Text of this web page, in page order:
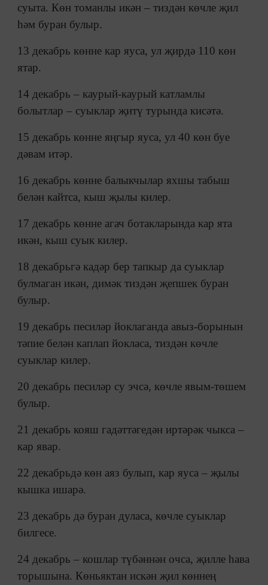
суыта. Көн томанлы икән – тиздән көчле җил
һәм буран булыр.
13 декабрь көнне кар яуса, ул җирдә 110 көн
ятар.
14 декабрь – каурый-каурый катламлы
болытлар – суыклар җитү турында кисәтә.
15 декабрь көнне яңгыр яуса, ул 40 көн буе
дәвам итәр.
16 декабрь көнне балыкчылар яхшы табыш
белән кайтса, кыш җылы килер.
17 декабрь көнне агач ботакларында кар ята
икән, кыш суык килер.
18 декабрьгә кадәр бер тапкыр да суыклар
булмаган икән, димәк тиздән җепшек буран
булыр.
19 декабрь песиләр йоклаганда авыз-борынын
тәпие белән каплап йокласа, тиздән көчле
суыклар килер.
20 декабрь песиләр су эчсә, көчле явым-төшем
булыр.
21 декабрь кояш гадәттәгедән иртәрәк чыкса –
кар явар.
22 декабрьдә көн аяз булып, кар яуса – җылы
кышка ишарә.
23 декабрь дә буран дуласа, көчле суыклар
билгесе.
24 декабрь – кошлар түбәннән очса, җилле һава
торышына. Көньяктан искән җил көннең